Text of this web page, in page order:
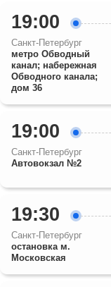
19:00
Санкт-Петербург
метро Обводный
канал; набережная
Обводного канала;
дом 36
19:00
Санкт-Петербург
Автовокзал №2
19:30
Санкт-Петербург
остановка м.
Московская